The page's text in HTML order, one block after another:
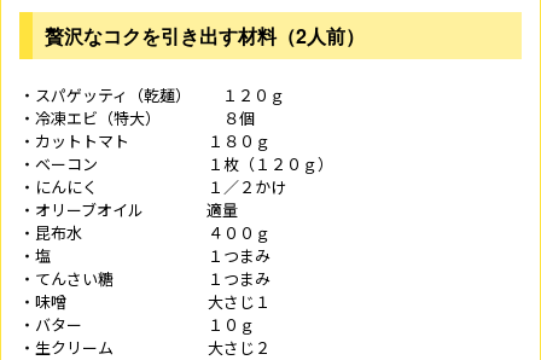
贅沢なコクを引き出す材料（2人前）
・スパゲッティ（乾麺） １２０ｇ
・冷凍エビ（特大） ８個
・カットトマト １８０ｇ
・ベーコン １枚（１２０ｇ）
・にんにく １／２かけ
・オリーブオイル 適量
・昆布水 ４００ｇ
・塩 １つまみ
・てんさい糖 １つまみ
・味噌 大さじ１
・バター １０ｇ
・生クリーム 大さじ２